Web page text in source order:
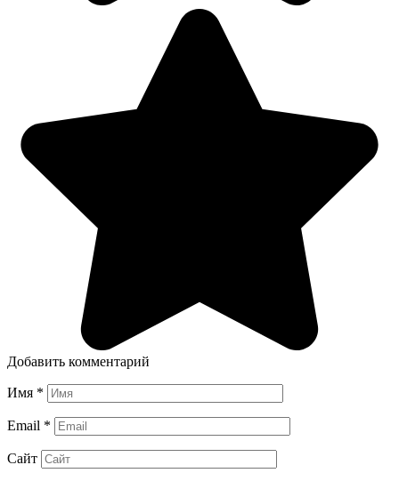
Добавить комментарий
Имя *
Email *
Сайт